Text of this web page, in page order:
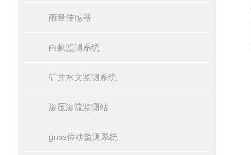
雨量传感器
白蚁监测系统
矿井水文监测系统
渗压渗流监测站
gnss位移监测系统